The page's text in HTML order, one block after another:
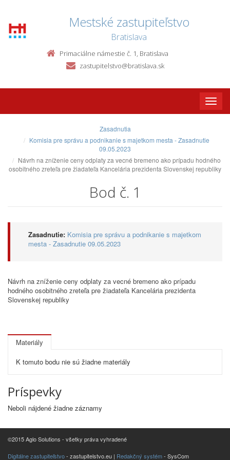
Mestské zastupiteľstvo
Bratislava
Primaciálne námestie č. 1, Bratislava
zastupitelstvo@bratislava.sk
Toggle
Zasadnutia
Komisia pre správu a podnikanie s majetkom mesta - Zasadnutie
09.05.2023
Návrh na zníženie ceny odplaty za vecné bremeno ako prípadu hodného
osobitného zreteľa pre žiadateľa Kancelária prezidenta Slovenskej republiky
Bod č. 1
Zasadnutie: Komisia pre správu a podnikanie s majetkom
mesta - Zasadnutie 09.05.2023
Návrh na zníženie ceny odplaty za vecné bremeno ako prípadu
hodného osobitného zreteľa pre žiadateľa Kancelária prezidenta
Slovenskej republiky
Materiály
K tomuto bodu nie sú žiadne materiály
Príspevky
Neboli nájdené žiadne záznamy
©2015 Aglo Solutions - všetky práva vyhradené
Digitálne zastupiteľstvo- zastupitelstvo.eu | Redakčný systém- SysCom